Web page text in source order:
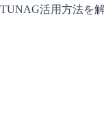
活用方法を